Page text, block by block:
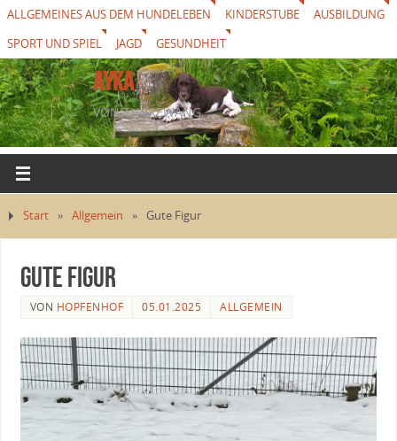
ALLGEMEINES AUS DEM HUNDELEBEN KINDERSTUBE
AUSBILDUNG
SPORT UND SPIEL
JAGD GESUNDHEIT
AYKA
VON THUREWANG
Start » Allgemein » Gute Figur
Gute Figur
VON HOPFENHOF 05.01.2025 ALLGEMEIN